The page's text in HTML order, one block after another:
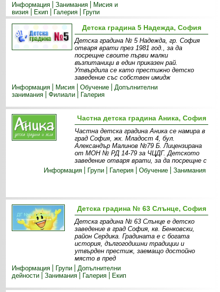
Информация
Занимания
Мисия и
визия
Екип Галерия Групи
Детска градина 5 Надежда, София
Детска градина № 5 Надежда, гр. София
отваря врати през 1981 год., за да
посрещне своите първи малки
възпитаници в един приказен рай.
Утвърдила се като престижно детско
заведение със собствен имидж
Информация
Мисия Обучение
Допълнителни
занимания
Филиали Галерия
Частна детска градина Аника, София
Частна детска градина Аника се намира в
град София, жк. Младост 4, бул.
Александър Малинов №79 Б. Лицензирана
от МОН № РД 14-79 за ЧЦДГ. Детското
заведение отваря врати, за да посрещне с
Информация
Групи Галерия Обучение Занимания
Детска градина № 63 Слънце, София
Детска градина № 63 Слънце е детско
заведение в град София, кв. Бенковски,
район Сердика. Градината е с богата
история, дългогодишни традиции и
утвърден престиж, заемащо достойно
място в пред
Информация
Групи
Допълнителни
дейности
Занимания Галерия Екип